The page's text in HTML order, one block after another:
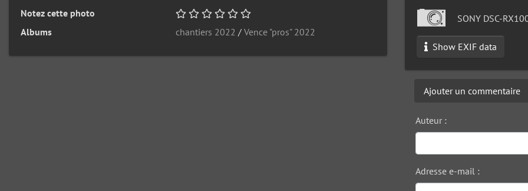
Notez cette photo
Albums
chantiers 2022 /Vence "pros" 2022
SONY DSC-
Show EXIF data
Ajouter un commentaire
Auteur :
Adresse e-mail :